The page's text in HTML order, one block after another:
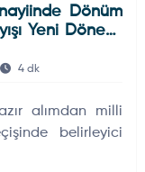
Dönüm
Yeni Dönemi
4 dk
alımdan milli
belirleyici